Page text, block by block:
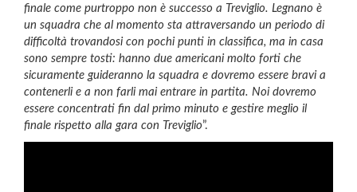
finale come purtroppo non è successo a Treviglio. Legnano è
un squadra che al momento sta attraversando un periodo di
difficoltà trovandosi con pochi punti in classifica, ma in casa
sono sempre tosti: hanno due americani molto forti che
sicuramente guideranno la squadra e dovremo essere bravi a
contenerli e a non farli mai entrare in partita. Noi dovremo
essere concentrati fin dal primo minuto e gestire meglio il
finale rispetto alla gara con Treviglio”.